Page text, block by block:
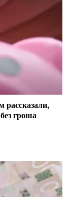
рассказали,
гроша